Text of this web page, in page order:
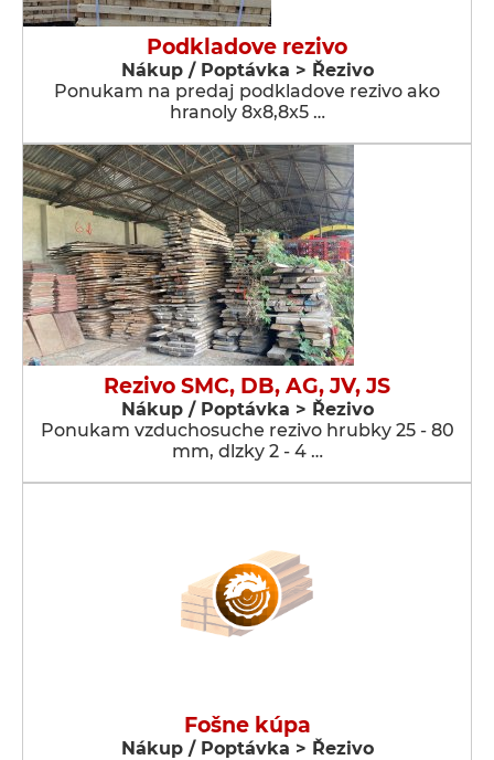
Podkladove rezivo
Nákup / Poptávka > Řezivo
Ponukam na predaj podkladove rezivo ako
hranoly 8x8,8x5 …
Rezivo SMC, DB, AG, JV, JS
Nákup / Poptávka > Řezivo
Ponukam vzduchosuche rezivo hrubky 25 - 80
mm, dlzky 2 - 4 …
Fošne kúpa
Nákup / Poptávka > Řezivo